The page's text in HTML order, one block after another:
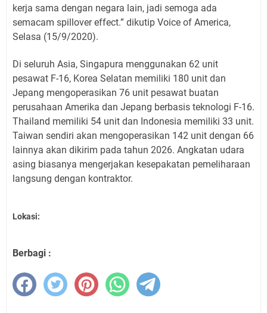
kerja sama dengan negara lain, jadi semoga ada
semacam spillover effect.” dikutip Voice of America,
Selasa (15/9/2020).
Di seluruh Asia, Singapura menggunakan 62 unit
pesawat F-16, Korea Selatan memiliki 180 unit dan
Jepang mengoperasikan 76 unit pesawat buatan
perusahaan Amerika dan Jepang berbasis teknologi F-16.
Thailand memiliki 54 unit dan Indonesia memiliki 33 unit.
Taiwan sendiri akan mengoperasikan 142 unit dengan 66
lainnya akan dikirim pada tahun 2026. Angkatan udara
asing biasanya mengerjakan kesepakatan pemeliharaan
langsung dengan kontraktor.
Lokasi:
Berbagi :